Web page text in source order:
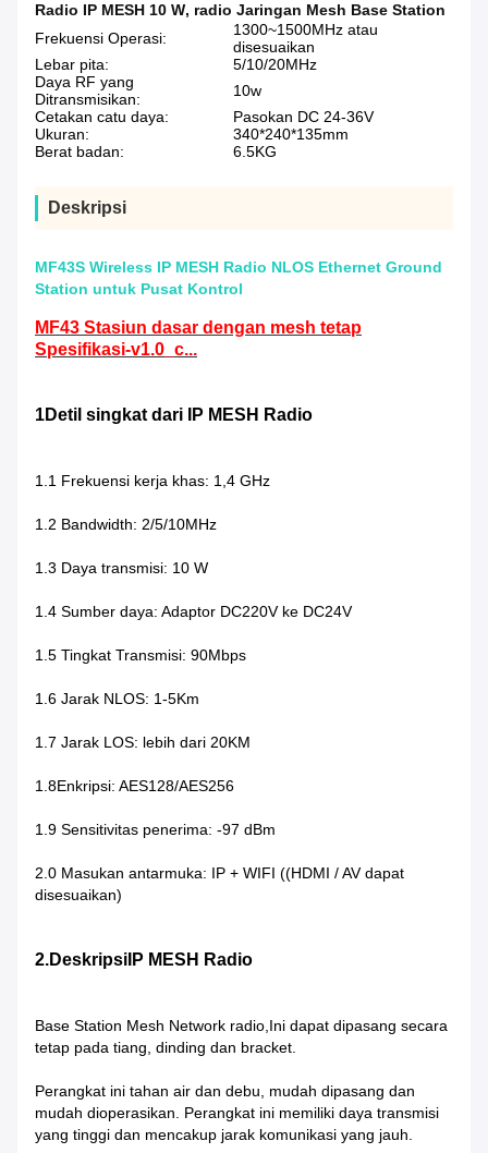
Radio IP MESH 10 W, radio Jaringan Mesh Base Station
Frekuensi Operasi:
1300~1500MHz atau
disesuaikan
Lebar pita:
5/10/20MHz
Daya RF yang
Ditransmisikan:
10w
Cetakan catu daya:
Pasokan DC 24-36V
Ukuran:
340*240*135mm
Berat badan:
6.5KG
Deskripsi
MF43S Wireless IP MESH Radio NLOS Ethernet Ground
Station untuk Pusat Kontrol
MF43 Stasiun dasar dengan mesh tetap
Spesifikasi-v1.0_c...
1Detil singkat dari IP MESH Radio
1.1 Frekuensi kerja khas: 1,4 GHz
1.2 Bandwidth: 2/5/10MHz
1.3 Daya transmisi: 10 W
1.4 Sumber daya: Adaptor DC220V ke DC24V
1.5 Tingkat Transmisi: 90Mbps
1.6 Jarak NLOS: 1-5Km
1.7 Jarak LOS: lebih dari 20KM
1.8Enkripsi: AES128/AES256
1.9 Sensitivitas penerima: -97 dBm
2.0 Masukan antarmuka: IP + WIFI ((HDMI / AV dapat
disesuaikan)
2.Deskripsi IP MESH Radio
Base Station Mesh Network radio,Ini dapat dipasang secara
tetap pada tiang, dinding dan bracket.
Perangkat ini tahan air dan debu, mudah dipasang dan
mudah dioperasikan. Perangkat ini memiliki daya transmisi
yang tinggi dan mencakup jarak komunikasi yang jauh.